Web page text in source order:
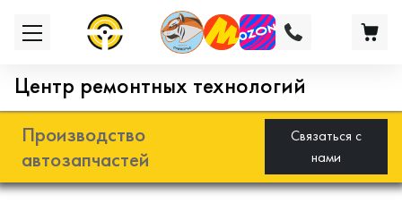
Центр ремонтных технологий
Производство
автозапчастей
Связаться с
нами